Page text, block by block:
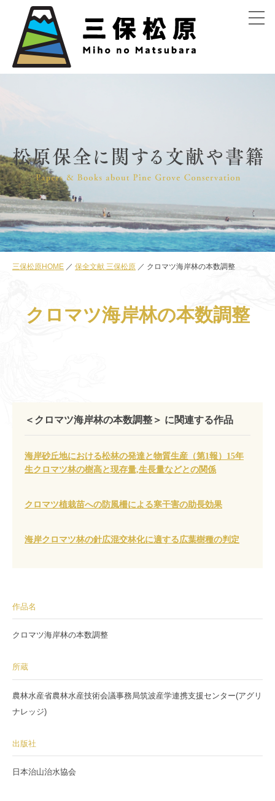
menu
三保松原HOME 保全文献 三保松原 クロマツ海岸林の本数調整
クロマツ海岸林の本数調整
＜クロマツ海岸林の本数調整＞ に関連する作品
海岸砂丘地における松林の発達と物質生産（第1報）15年
生クロマツ林の樹高と現存量,生長量などとの関係
クロマツ植栽苗への防風柵による寒干害の助長効果
海岸クロマツ林の針広混交林化に適する広葉樹種の判定
作品名
クロマツ海岸林の本数調整
所蔵
農林水産省農林水産技術会議事務局筑波産学連携支援センター(アグリ
ナレッジ)
出版社
日本治山治水協会